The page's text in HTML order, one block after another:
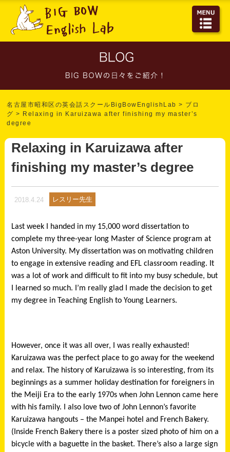
名古屋市昭和区の英会話スクールBigBowEnglishLab > ブロ
グ > Relaxing in Karuizawa after finishing my master’s
degree
Relaxing in Karuizawa after
finishing my master’s degree
2018.4.24 レスリー先生
Last week I handed in my 15,000 word dissertation to
complete my three-year long Master of Science program at
Aston University. My dissertation was on motivating children
to engage in extensive reading and EFL classroom reading. It
was a lot of work and difficult to fit into my busy schedule, but
I learned so much. I’m really glad I made the decision to get
my degree in Teaching English to Young Learners.
However, once it was all over, I was really exhausted!
Karuizawa was the perfect place to go away for the weekend
and relax. The history of Karuizawa is so interesting, from its
beginnings as a summer holiday destination for foreigners in
the Meiji Era to the early 1970s when John Lennon came here
with his family. I also love two of John Lennon’s favorite
Karuizawa hangouts – the Manpei hotel and French Bakery.
(Inside French Bakery there is a poster sized photo of him on a
bicycle with a baguette in the basket. There’s also a large sign